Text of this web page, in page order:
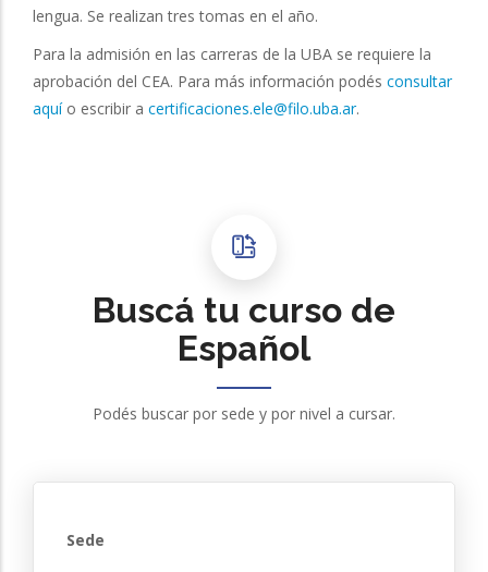
lengua. Se realizan tres tomas en el año.
Para la admisión en las carreras de la UBA se requiere la
aprobación del CEA. Para más información podés consultar
aquí o escribir a certificaciones.ele@filo.uba.ar.
Buscá tu curso de
Español
Podés buscar por sede y por nivel a cursar.
Sede